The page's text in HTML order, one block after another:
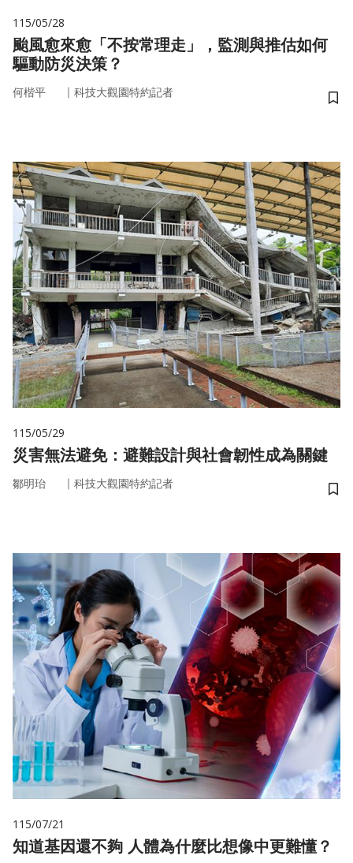
115/05/28
颱風愈來愈「不按常理走」，監測與推估如何
驅動防災決策？
何楷平 ｜ 科技大觀園特約記者
儲
115/05/29
災害無法避免：避難設計與社會韌性成為關鍵
鄒明珆 ｜ 科技大觀園特約記者
儲
115/07/21
知道基因還不夠 人體為什麼比想像中更難懂？